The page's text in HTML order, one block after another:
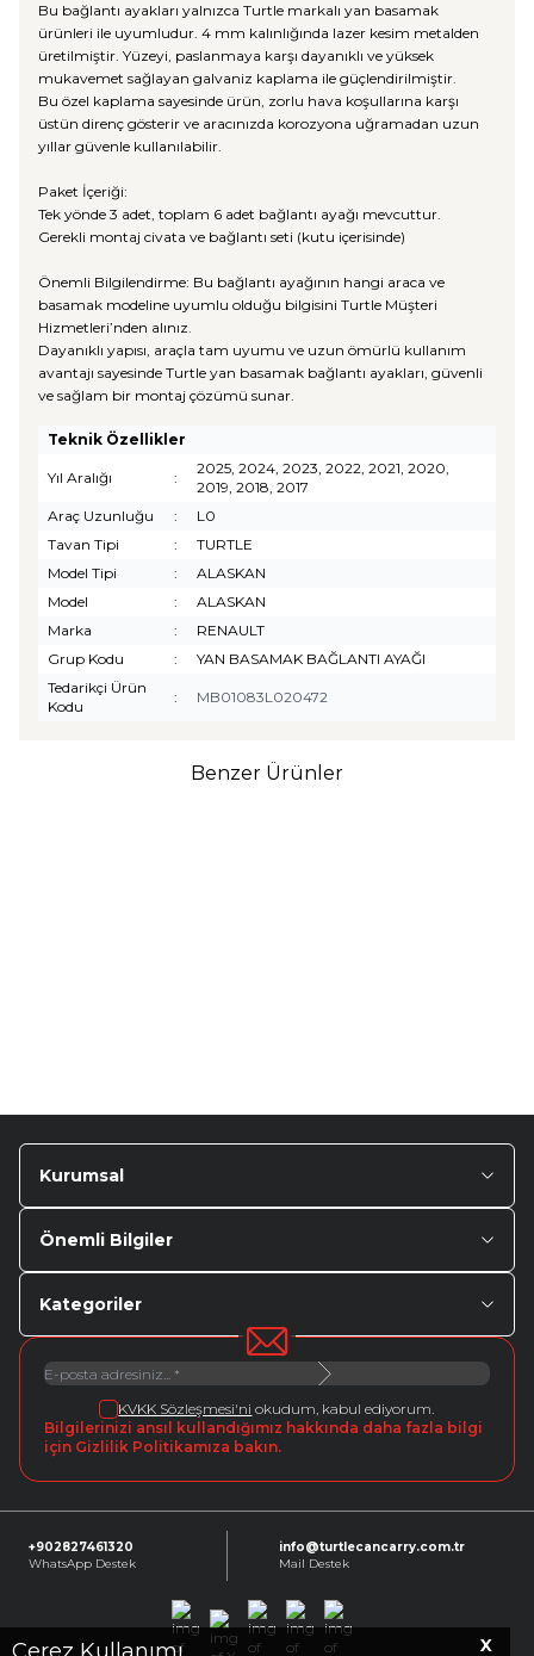
X
Bu bağlantı ayakları yalnızca Turtle markalı yan basamak
ürünleri ile uyumludur. 4 mm kalınlığında lazer kesim metalden
üretilmiştir. Yüzeyi, paslanmaya karşı dayanıklı ve yüksek
mukavemet sağlayan galvaniz kaplama ile güçlendirilmiştir.
Bu özel kaplama sayesinde ürün, zorlu hava koşullarına karşı
üstün direnç gösterir ve aracınızda korozyona uğramadan uzun
yıllar güvenle kullanılabilir.
Paket İçeriği:
Tek yönde 3 adet, toplam 6 adet bağlantı ayağı mevcuttur.
Gerekli montaj civata ve bağlantı seti (kutu içerisinde)
Önemli Bilgilendirme: Bu bağlantı ayağının hangi araca ve
basamak modeline uyumlu olduğu bilgisini Turtle Müşteri
Hizmetleri’nden alınız.
Dayanıklı yapısı, araçla tam uyumu ve uzun ömürlü kullanım
avantajı sayesinde Turtle yan basamak bağlantı ayakları, güvenli
ve sağlam bir montaj çözümü sunar.
Teknik Özellikler
Yıl Aralığı :
2025, 2024, 2023, 2022, 2021, 2020,
2019, 2018, 2017
Araç Uzunluğu
:
L0
Tavan Tipi
:
TURTLE
Model Tipi
:
ALASKAN
Model
:
ALASKAN
Marka
:
RENAULT
Grup Kodu
:
YAN BASAMAK BAĞLANTI AYAĞI
Tedarikçi Ürün
Kodu
: MB01083L020472
Benzer Ürünler
Kurumsal
Önemli Bilgiler
Kategoriler
KVKK Sözleşmesi'ni okudum, kabul ediyorum.
Bilgilerinizi ansıl kullandığımız hakkında daha fazla bilgi
için Gizlilik Politikamıza bakın.
+902827461320
WhatsApp Destek
info@turtlecancarry.com.tr
Mail Destek
Facebook
X InstagramYoutube